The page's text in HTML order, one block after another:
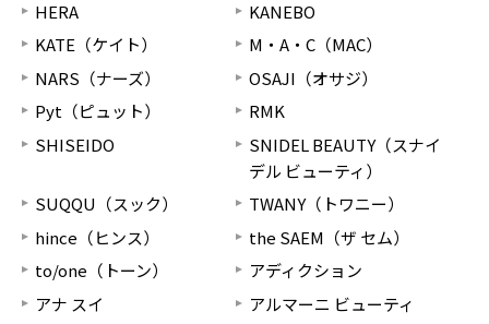
HERA
KANEBO
KATE（ケイト）
M・A・C（MAC）
NARS（ナーズ）
OSAJI（オサジ）
Pyt（ピュット）
RMK
SHISEIDO
SNIDEL BEAUTY（スナイ
デル ビューティ）
SUQQU（スック）
TWANY（トワニー）
hince（ヒンス）
the SAEM（ザ セム）
to/one（トーン）
アディクション
アナ スイ
アルマーニ ビューティ